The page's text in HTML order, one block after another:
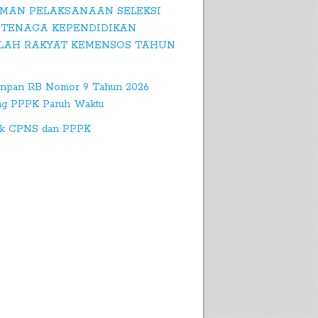
PELAKSANAAN SELEKSI
KEPENDIDIKAN
RAKYAT KEMENSOS TAHUN
RB Nomor 9 Tahun 2026
PPPK Paruh Waktu
CPNS dan PPPK